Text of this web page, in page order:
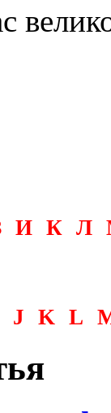
И К Л
J K L